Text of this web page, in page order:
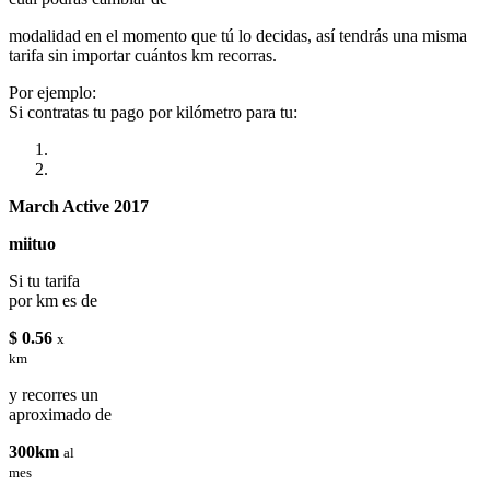
modalidad en el momento que tú lo decidas, así tendrás una misma
tarifa sin importar cuántos km recorras.
Por ejemplo:
Si contratas tu pago por kilómetro para tu:
March Active 2017
miituo
Si tu tarifa
por km es de
$ 0.56 x
km
y recorres un
aproximado de
300km al
mes